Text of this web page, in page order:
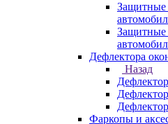
Защитные
Защитные
Дефлектора
Назад
Фаркопы и